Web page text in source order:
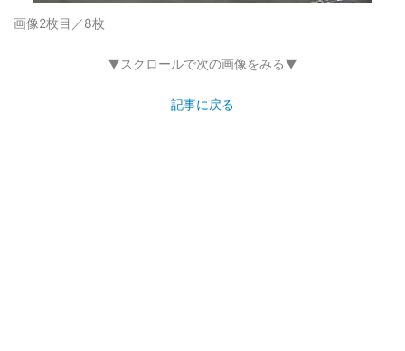
画像2枚目／8枚
▼スクロールで次の画像をみる▼
記事に戻る